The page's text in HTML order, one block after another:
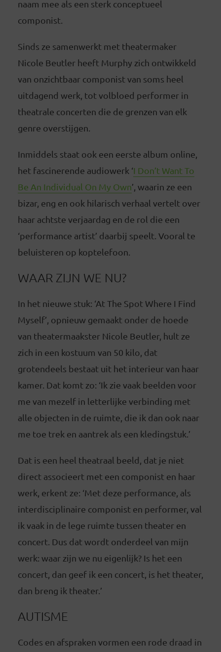
naam mee als een sterk conceptueel
componist.
Sinds ze samenwerkt met theatermaker
Nicole Beutler heeft Murphy zich ontwikkeld
van onzichtbaar componist van soms heel
uitdagend werk, tot volbloed performer in
theatrale concerten die de grenzen van elk
genre overstijgen.
Inmiddels staat ook een eerste album online,
het fascinerende audiowerk ‘I Don’t Want To
Be An Individual On My Own’, waarin ze een
bizar, eng en ook hilarisch verhaal vertelt over
haar achtste verjaardag en de rol die een
‘performance artist’ daarbij speelt. Vooral te
beluisteren op koptelefoon.
WAAR ZIJN WE NU?
In het nieuwe stuk: ‘At The Spot Where I Find
Myself’, opnieuw gemaakt onder de hoede
van theatermaakster Nicole Beutler, hult ze
zich in een kostuum van 50 kilo, dat
grotendeels bestaat uit het interieur van haar
kamer. Dat komt zo: ‘Ik zie vaak beelden voor
me van mezelf in letterlijke verbinding met
alle objecten in de ruimte, die ik dan ook naar
me toe trek en aantrek als een kledingstuk.’
Dat is een heel theatraal beeld, dat je niet
direct associeert met een componist en haar
werk, erkent ze: ‘Met deze performance, als
interdisciplinaire componist en performer, val
ik vaak in de lege ruimte tussen theater en
concert. Dus dat wordt onderdeel van mijn
werk: waar zijn we nu eigenlijk? Is het een
concert, dan geef ik een concert, is het theater,
dan breng ik theater.’
AUTISME
Codes en afspraken vormen een rode draad in